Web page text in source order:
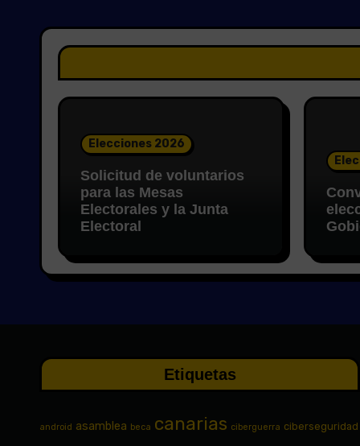
Elecciones 2026
Solicitud de voluntarios
para las Mesas
Electorales y la Junta
Electoral
Etiquetas
android asamblea beca canarias ciberguerra ciberseguridad